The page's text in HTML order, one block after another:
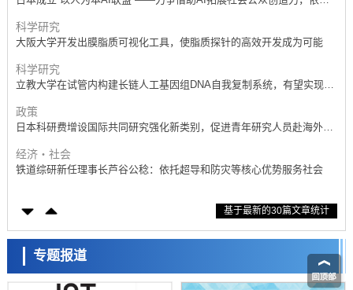
科学研究
大阪大学开发出膜脂质可视化工具，使脂质探针的高效开发成为可能
科学研究
立教大学在试管内构建长链人工基因组DNA自我复制系统，有望实现携
政策
日本科研费增设国际共同研究强化新类别，促进青年研究人员赴海外开
经济・社会
铁道综研新任理事长芦谷公稔：依托超导和防灾等核心优势服务社会
东京大学通过叶绿体基因组编辑技术强化碳固定酶，成功提高光合作用
科学研究
藤田医科大学等成功鉴定出非结核分枝杆菌生存的必需基因，首次揭示
该基因的必要性因菌株而异
经济・社会
基于最新的30篇文章统计
专题报道